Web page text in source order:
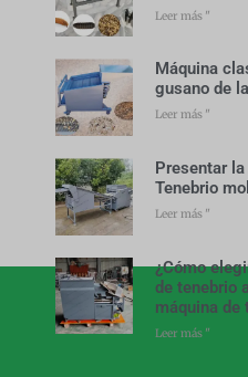
Leer más "
Máquina
gusano de
Leer más "
Presentar
Tenebrio
Leer más "
¿Cómo
de tenebrio
máquina de
Leer más "